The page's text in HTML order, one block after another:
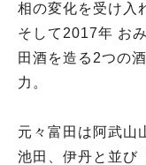
相の変化を受け入
そして2017年 お
田酒を造る2つの
力。
元々富田は阿武山
池田、伊丹と並び